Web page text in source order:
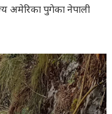
अमेरिका पुगेका नेपाली